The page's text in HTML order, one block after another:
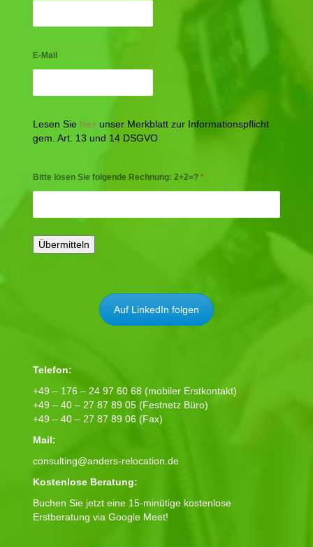
E-Mail
Lesen Sie hier unser Merkblatt zur Informationspflicht
gem. Art. 13 und 14 DSGVO
Bitte lösen Sie folgende Rechnung: 2+2=? *
Auf LinkedIn folgen
Telefon:
+49 – 176 – 24 97 60 68 (mobiler Erstkontakt)
+49 – 40 – 27 87 89 05 (Festnetz Büro)
+49 – 40 – 27 87 89 06 (Fax)
Mail:
consulting@anders-relocation.de
Kostenlose Beratung:
Buchen Sie jetzt eine 15-minütige kostenlose
Erstberatung via Google Meet!